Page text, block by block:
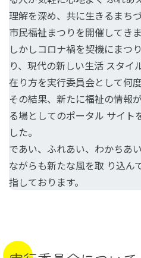
理解を深め、共に生きるまち
市民福祉まつりを開催してきま
しかしコロナ禍を契機にまつ
り、現代の新しい生活 スタイ
在り方を実行委員会として何
その結果、新たに福祉の情報
る場としてのポータル サイト
した。
であい、ふれあい、わかちあ
ながらも新たな風を取 り込ん
指しております。